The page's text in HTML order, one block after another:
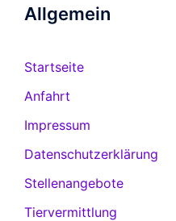
Allgemein
Startseite
Anfahrt
Impressum
Datenschutzerklärung
Stellenangebote
Tiervermittlung